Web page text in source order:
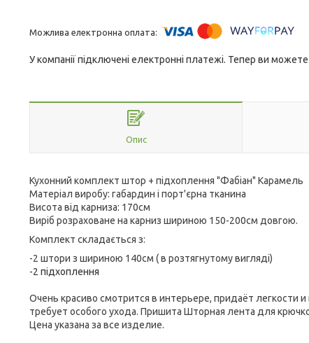
У компанії підключені електронні платежі. Тепер ви
Опис
Кухонний комплект штор + підхоплення "Фабіан" Карамель
Матеріал виробу: габардин і порт'єрна тканина
Висота від карниза: 170см
Виріб розраховане на карниз шириною 150-200см довгою.
Комплект складається з:
-2 штори з шириною 140см ( в розтягнутому вигляді)
-2 підхоплення
Очень красиво смотрится в интерьере, придаёт легкости
требует особого ухода. Пришита Шторная лента для
Цена указана за все изделие.